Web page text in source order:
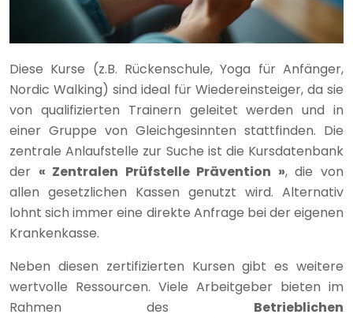
Diese Kurse (z.B. Rückenschule, Yoga für Anfänger,
Nordic Walking) sind ideal für Wiedereinsteiger, da sie
von qualifizierten Trainern geleitet werden und in
einer Gruppe von Gleichgesinnten stattfinden. Die
zentrale Anlaufstelle zur Suche ist die Kursdatenbank
der « Zentralen Prüfstelle Prävention », die von
allen gesetzlichen Kassen genutzt wird. Alternativ
lohnt sich immer eine direkte Anfrage bei der eigenen
Krankenkasse.
Neben diesen zertifizierten Kursen gibt es weitere
wertvolle Ressourcen. Viele Arbeitgeber bieten im
Rahmen des Betrieblichen